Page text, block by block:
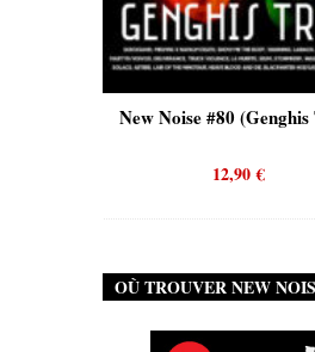
New Noise #80 (Genghis Tron)
OÙ TROUVER NEW